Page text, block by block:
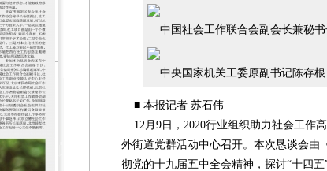
中国社会工作联合会副会长兼秘
中央国家机关工委原副书记陈存根
■ 本报记者 苏石伟
12月9日，2020行业组织助力社会工作
外街道党群活动中心召开。本次恳谈会由
彻党的十九届五中全会精神，探讨“十四